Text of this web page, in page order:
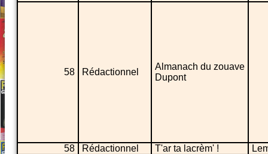
58 Rédactionnel
Almanach du zouave
Dupont
58 Rédactionnel T'ar ta lacrèm' !